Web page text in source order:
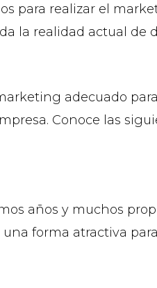
para realizar el
la realidad actual de
adecuado
Conoce las
años y muchos
forma atractiva